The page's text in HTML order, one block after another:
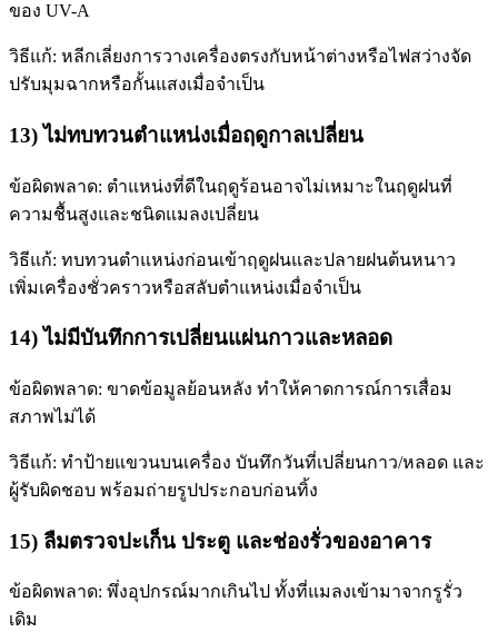
ของ UV-A
วิธีแก้: หลีกเลี่ยงการวางเครื่องตรงกับหน้าต่างหรือไฟสว่างจัด
ปรับมุมฉากหรือกั้นแสงเมื่อจำเป็น
13) ไม่ทบทวนตำแหน่งเมื่อฤดูกาลเปลี่ยน
ข้อผิดพลาด: ตำแหน่งที่ดีในฤดูร้อนอาจไม่เหมาะในฤดูฝนที่
ความชื้นสูงและชนิดแมลงเปลี่ยน
วิธีแก้: ทบทวนตำแหน่งก่อนเข้าฤดูฝนและปลายฝนต้นหนาว
เพิ่มเครื่องชั่วคราวหรือสลับตำแหน่งเมื่อจำเป็น
14) ไม่มีบันทึกการเปลี่ยนแผ่นกาวและหลอด
ข้อผิดพลาด: ขาดข้อมูลย้อนหลัง ทำให้คาดการณ์การเสื่อม
สภาพไม่ได้
วิธีแก้: ทำป้ายแขวนบนเครื่อง บันทึกวันที่เปลี่ยนกาว/หลอด และ
ผู้รับผิดชอบ พร้อมถ่ายรูปประกอบก่อนทิ้ง
15) ลืมตรวจปะเก็น ประตู และช่องรั่วของอาคาร
ข้อผิดพลาด: พึ่งอุปกรณ์มากเกินไป ทั้งที่แมลงเข้ามาจากรูรั่ว
เดิม